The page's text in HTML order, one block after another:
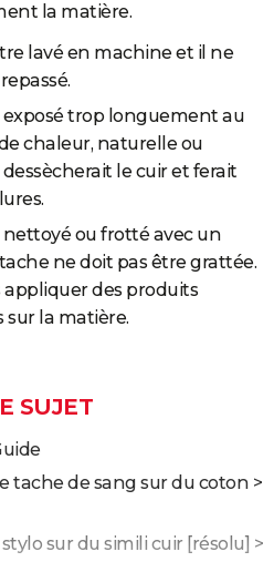
la matière.
lavé en machine et il ne
exposé trop longuement au
chaleur, naturelle ou
le cuir et ferait
nettoyé ou frotté avec un
ne doit pas être grattée.
des produits
sur la matière.
SUJET
tache de sang sur du coton >
sur du simili cuir [résolu] >